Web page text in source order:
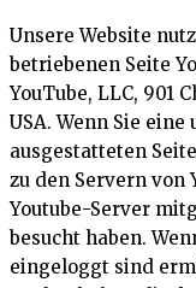
Unsere Website
betriebenen Seite
YouTube, LLC, 901
USA. Wenn Sie
ausgestatteten
zu den Servern von
Youtube-Server
besucht haben.
eingeloggt sind